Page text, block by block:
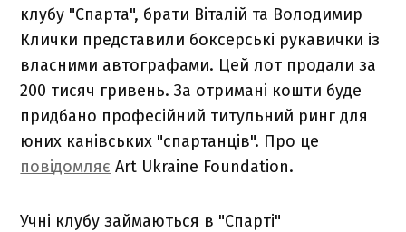
клубу "Спарта", брати Віталій та Володимир
Клички представили боксерські рукавички із
власними автографами. Цей лот продали за
200 тисяч гривень. За отримані кошти буде
придбано професійний титульний ринг для
юних канівських "спартанців". Про це
повідомляє Art Ukraine Foundation.
Учні клубу займаються в "Спарті"